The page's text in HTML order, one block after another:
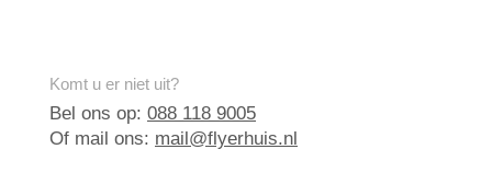
Komt u er niet uit?
Bel ons op: 088 118 9005
Of mail ons: mail@flyerhuis.nl